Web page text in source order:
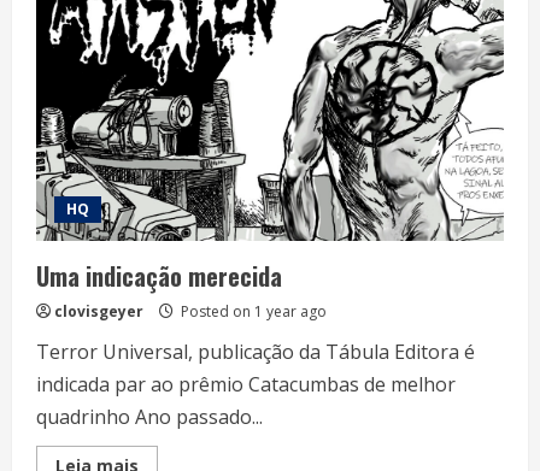
e
financiamento
coletivo
HQ
Uma indicação merecida
clovisgeyer Posted on 1 year ago
Terror Universal, publicação da Tábula Editora é
indicada par ao prêmio Catacumbas de melhor
quadrinho Ano passado...
Leia mais